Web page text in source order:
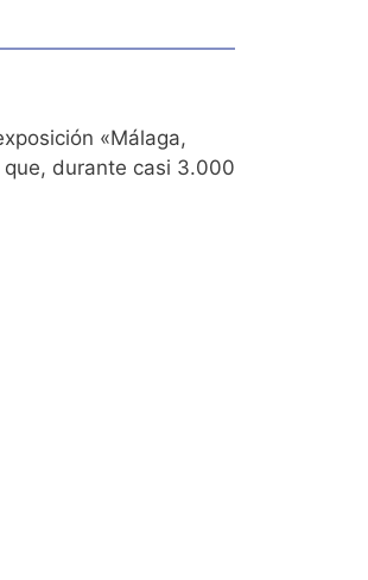
«Málaga,
durante casi 3.000